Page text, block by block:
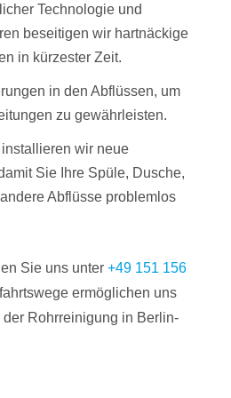
Technologie und
beseitigen wir hartnäckige
in kürzester Zeit.
in den Abflüssen, um
zu gewährleisten.
wir neue
Sie Ihre Spüle, Dusche,
Abflüsse problemlos
Sie uns unter+49 151 156
ermöglichen uns
Rohrreinigung in Berlin-